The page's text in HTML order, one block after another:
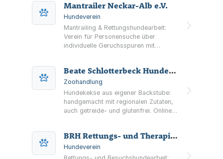
Mantrailer Neckar-Alb e.V.
Hundeverein
Mantrailing & Rettungshundearbeit:
Verein für Personensuche über
individuelle Geruchsspuren mit
Beate Schlotterbeck Hundeartikel Mr. Wilsons Hundebäckerei
Zoohandlung
Hundekekse aus eigener Backstube:
handgemacht mit regionalen Zutaten,
auch getreide- und glutenfrei. Online-
BRH Rettungs- und Therapiehunde Fildern und Umgebung e. V.
Hundeverein